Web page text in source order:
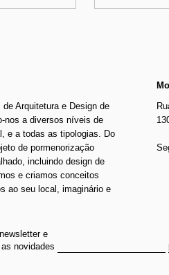
Arquitetura e Design de
nos a diversos níveis de
e a todas as tipologias. Do
de pormenorização
incluindo design de
e criamos conceitos
ao seu local, imaginário e
e
novidades